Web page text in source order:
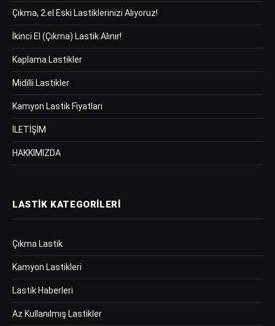
Çıkma, 2.el Eski Lastiklerinizi Alıyoruz!
İkinci El (Çıkma) Lastik Alınır!
Kaplama Lastikler
Midilli Lastikler
Kamyon Lastik Fiyatları
İLETİŞİM
HAKKIMIZDA
LASTIK KATEGORILERI
Çıkma Lastik
Kamyon Lastikleri
Lastik Haberleri
Az Kullanılmış Lastikler